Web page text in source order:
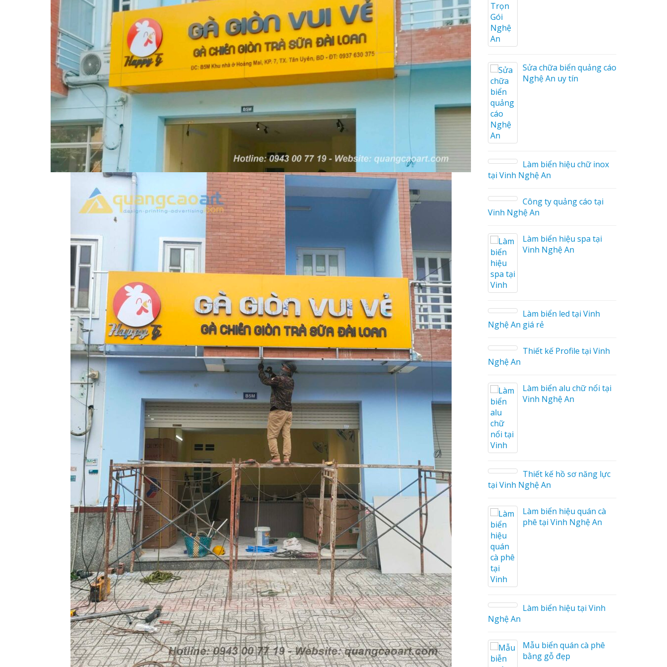
Sửa chữa biển quảng cáo
Nghệ An uy tín
Làm biển hiệu chữ inox
tại Vinh Nghệ An
Công ty quảng cáo tại
Vinh Nghệ An
Làm biển hiệu spa tại
Vinh Nghệ An
Làm biển led tại Vinh
Nghệ An giá rẻ
Thiết kế Profile tại Vinh
Nghệ An
Làm biển alu chữ nổi tại
Vinh Nghệ An
Thiết kế hồ sơ năng lực
tại Vinh Nghệ An
Làm biển hiệu quán cà
phê tại Vinh Nghệ An
Làm biển hiệu tại Vinh
Nghệ An
Mẫu biển quán cà phê
bằng gỗ đẹp
Làm bảng hiệu gỗ tại
Biên Hòa
Làm bảng hiệu gỗ tại
Nghệ An
Làm bảng hiệu gỗ
homestay chất lượng
Thi công biển quảng cáo
Thuận An Bình Dương
Thuận An
Thi công biển quảng cáo
Vinh
Làm biển quảng cáo
Nghệ An giá rẻ
Thi Công Bảng Hiệu
Nghệ An Nâng Tầm Thương Hiệu
Làm Biển Led Vẫy Giá Rẻ
Tại Vinh Giải Pháp Hiệu Quả
Làm Hộp Đèn Quảng Cáo
Tại Vinh Giá Rẻ
Biển Led Chạy Chữ Ma
Trận Nghệ An Thi Công
Chuyên Nghiệp
Làm Biển Công Ty Mica
Tại Vinh Lấy Ngay
Làm biển quảng cáo tại
Vinh Nghệ An
Làm Biển Hiệu Tại Nam
Đàn Uy Tín Giá Xưởng
Sửa chữa biển quảng cáo
Nghệ An uy tín
Làm biển hiệu chữ inox
tại Vinh Nghệ An
Công ty quảng cáo tại
Vinh Nghệ An
Làm biển hiệu spa tại
Vinh Nghệ An
Làm biển led tại Vinh
Nghệ An giá rẻ
Thiết kế Profile tại Vinh
Nghệ An
Làm biển alu chữ nổi tại
Vinh Nghệ An
Thiết kế hồ sơ năng lực
tại Vinh Nghệ An
Làm biển hiệu quán cà
phê tại Vinh Nghệ An
Làm biển hiệu tại Vinh
Nghệ An
Mẫu biển quán cà phê
bằng gỗ đẹp
Nghệ An
Làm bảng hiệu gỗ
homestay chất lượng
Làm biển hiệu salon
tóc Thuận An
Thi công biển quảng
cáo Vinh
Làm biển quảng cáo
Nghệ An giá rẻ
Thi Công Bảng Hiệu
Nghệ An Nâng Tầm Thương
Làm Biển Led Vẫy Giá
Rẻ Tại Vinh Giải Pháp Hiệu
Quả
Làm Hộp Đèn Quảng
Cáo Tại Vinh Giá Rẻ
Biển Led Chạy Chữ
Ma Trận Nghệ An
Thi Công Chuyên
Nghiệp
Làm Biển Công Ty
Mica Tại Vinh Lấy Ngay
Làm biển quảng cáo
tại Vinh Nghệ An
Làm Biển Hiệu Tại
Nam Đàn Uy Tín Giá Xưởng
Làm Biển Quảng Cáo
Mỹ Phẩm Vinh Thu Hút Khách
Hàng
Top 10 Mẫu Bảng
Hiệu Shop Quần Áo
Nghệ An Đẹp
Làm biển hiệu chữ
inox tại Vinh Nghệ An
Công ty quảng cáo
tại Vinh Nghệ An
Làm biển hiệu spa tại
Làm biển led tại Vinh
Nghệ An giá rẻ
Vinh Nghệ An
Làm biển alu chữ nổi
Thiết kế hồ sơ năng
lực tại Vinh Nghệ An
Làm biển hiệu quán
cà phê tại Vinh Nghệ
An
Làm biển hiệu tại
Vinh Nghệ An
Mẫu biển quán cà
phê bằng gỗ đẹp
Mẫu biển hiệu gỗ
vintage ấn tượng